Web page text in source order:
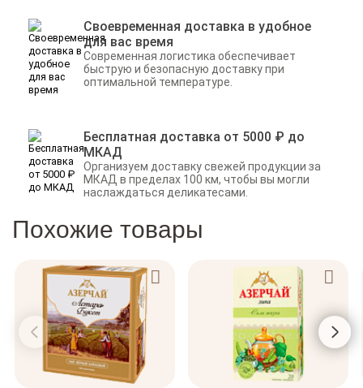
Своевременная доставка в удобное
для вас время
Современная логистика обеспечивает
быструю и безопасную доставку при
оптимальной температуре.
Бесплатная доставка от 5000 ₽ до
МКАД
Организуем доставку свежей продукции за
МКАД в пределах 100 км, чтобы вы могли
наслаждаться деликатесами.
Похожие товары